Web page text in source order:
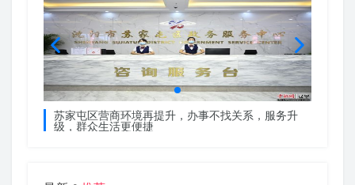
苏家屯区营商环境再提升，办事不找关系，服务升
级，群众生活更便捷